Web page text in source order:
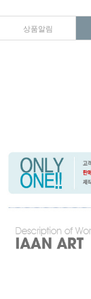
상품알림